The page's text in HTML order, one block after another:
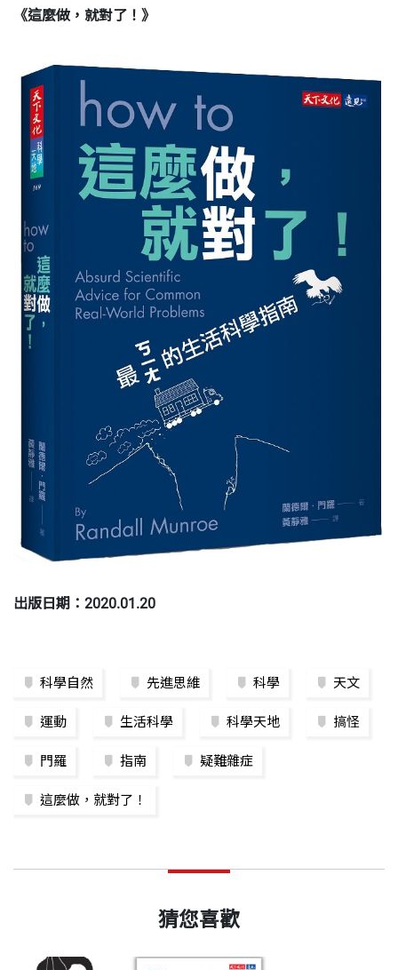
《這麼做，就對了！》
出版日期：2020.01.20
科學自然 先進思維 科學 天文
運動 生活科學 科學天地 搞怪
門羅 指南 疑難雜症
這麼做，就對了！
猜您喜歡